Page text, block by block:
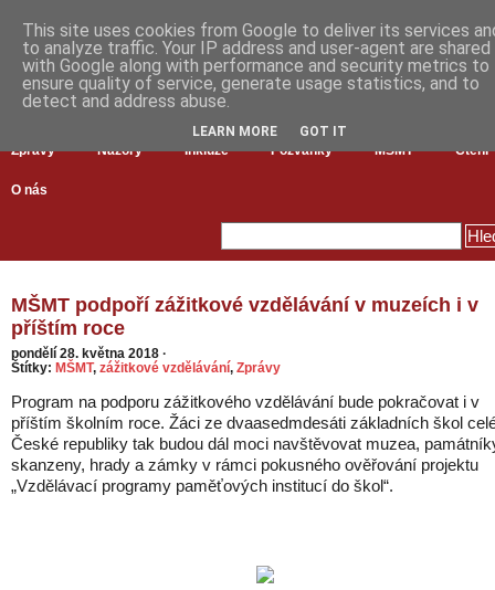
Zprávy Názory Inkluze Pozvánky MŠMT Čtení
O nás
MŠMT podpoří zážitkové vzdělávání v muzeích i v
příštím roce
pondělí 28. května 2018 ·
Štítky: MŠMT, zážitkové vzdělávání, Zprávy
Program na podporu zážitkového vzdělávání bude pokračovat i v
příštím školním roce. Žáci ze dvaasedmdesáti základních škol
České republiky tak budou dál moci navštěvovat muzea,
skanzeny, hrady a zámky v rámci pokusného ověřování projektu
„Vzdělávací programy paměťových institucí do škol“.
This site uses cookies from Google to deliver its services
to analyze traffic. Your IP address and user-agent are shared
with Google along with performance and security metrics to
ensure quality of service, generate usage statistics, and to
detect and address abuse.
LEARN MORE GOT IT